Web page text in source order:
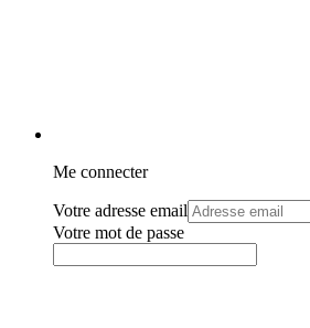
Me connecter
Votre adresse email
Votre mot de passe